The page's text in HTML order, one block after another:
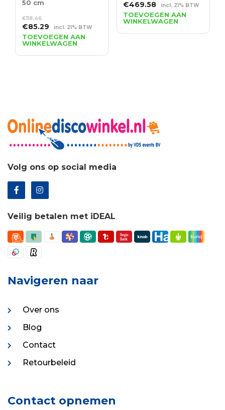
50 cm
€118.46
Oorspronkelijke
prijs
was:
€118.46.
€85.29Huidige
prijs
is:
€85.29.
incl. 21% BTW
TOEVOEGEN AAN
WINKELWAGEN
Oorspronkelijke
prijs
was:
€652.19.
€469.58Huidige
prijs
is:
€469.58.
incl. 21% BTW
TOEVOEGEN AAN
WINKELWAGEN
Volg ons op social media
Veilig betalen met iDEAL
Navigeren naar
Over ons
Blog
Contact
Retourbeleid
Contact opnemen